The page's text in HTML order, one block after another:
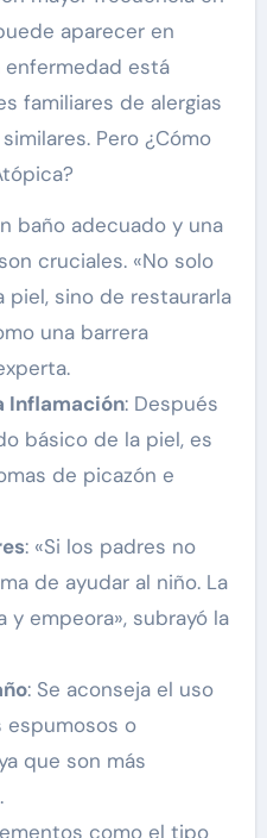
aparecer en
enfermedad está
familiares de alergias
Pero ¿Cómo
baño adecuado y una
cruciales. «No solo
sino de restaurarla
una barrera
Inflamación: Después
básico de la piel, es
de picazón e
: «Si los padres no
de ayudar al niño. La
y empeora», subrayó la
: Se aconseja el uso
o
que son más
como el tipo